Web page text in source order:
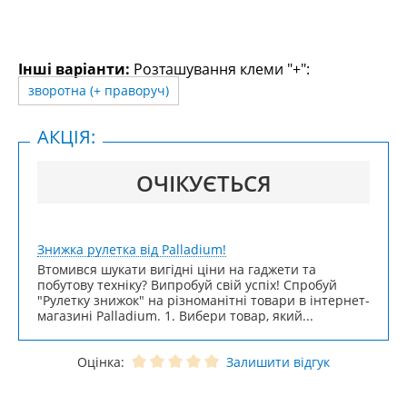
Інші варіанти: Розташування клеми "+":
зворотна (+ праворуч)
ОЧІКУЄТЬСЯ
АКЦІЯ:
Знижка рулетка від Palladium!
Втомився шукати вигідні ціни на гаджети та
побутову техніку? Випробуй свій успіх! Спробуй
"Рулетку знижок" на різноманітні товари в інтернет-
магазині Palladium. 1. Вибери товар, який...
Оцінка: Залишити відгук